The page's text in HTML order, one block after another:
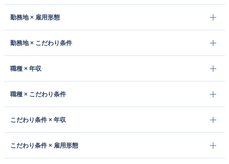
勤務地 × 雇用形態
勤務地 × こだわり条件
職種 × 年収
職種 × こだわり条件
こだわり条件 × 年収
こだわり条件 × 雇用形態